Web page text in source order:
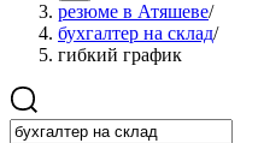
резюме в Атяшеве/
бухгалтер на склад/
гибкий график